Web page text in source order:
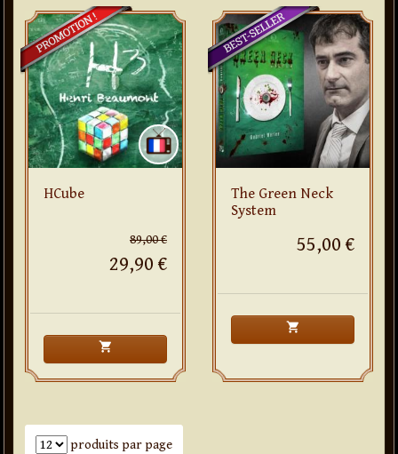
HCube
89,00 €
29,90 €
shopping_cart
The Green Neck
System
55,00 €
shopping_cart
Nombre de produits par page
produits par page